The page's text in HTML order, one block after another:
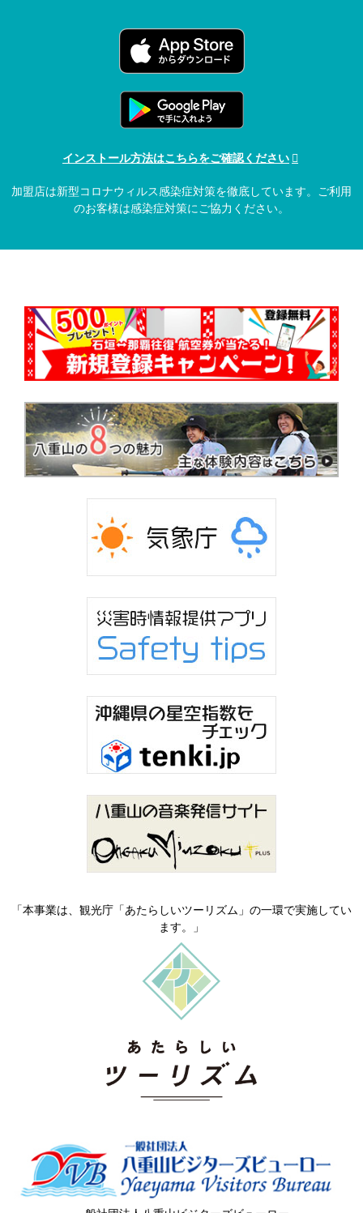
インストール方法はこちらをご確認ください
加盟店は新型コロナウィルス感染症対策を徹底しています。ご利用
のお客様は感染症対策にご協力ください。
「本事業は、観光庁「あたらしいツーリズム」の一環で実施してい
ます。」